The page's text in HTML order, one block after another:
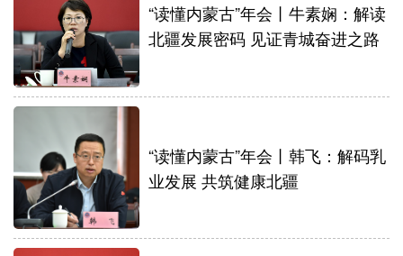
“读懂内蒙古”年会丨牛素娴：解读
北疆发展密码 见证青城奋进之路
“读懂内蒙古”年会丨韩飞：解码乳
业发展 共筑健康北疆